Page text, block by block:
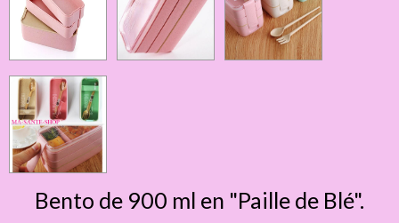
Bento de 900 ml en "Paille de Blé".